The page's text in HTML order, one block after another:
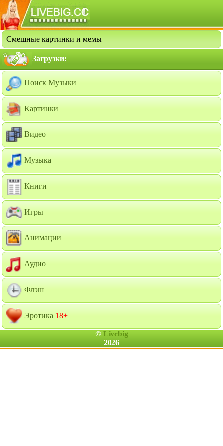
Смешные картинки и мемы
Загрузки:
Поиск Музыки
Картинки
Видео
Музыка
Книги
Игры
Анимации
Аудио
Флэш
Эротика 18+
© Livebig
2026